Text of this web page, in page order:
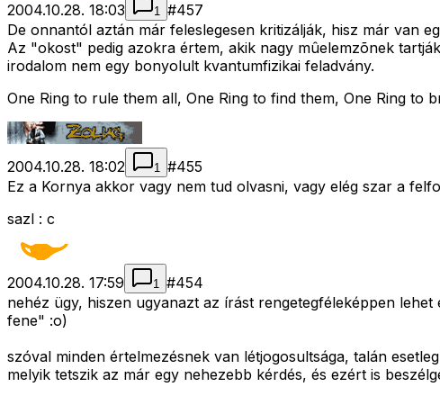
2004.10.28. 18:03 1 #457
De onnantól aztán már feleslegesen kritizálják, hisz már van
Az "okost" pedig azokra értem, akik nagy mûelemzõnek
irodalom nem egy bonyolult kvantumfizikai feladvány.
One Ring to rule them all, One Ring to find them, One Ring to
2004.10.28. 18:02 1 #455
Ez a Kornya akkor vagy nem tud olvasni, vagy elég szar a
sazl : c
2004.10.28. 17:59 1 #454
nehéz ügy, hiszen ugyanazt az írást rengetegféleképpen
fene" :o)
szóval minden értelmezésnek van létjogosultsága, talán
melyik tetszik az már egy nehezebb kérdés, és ezért is